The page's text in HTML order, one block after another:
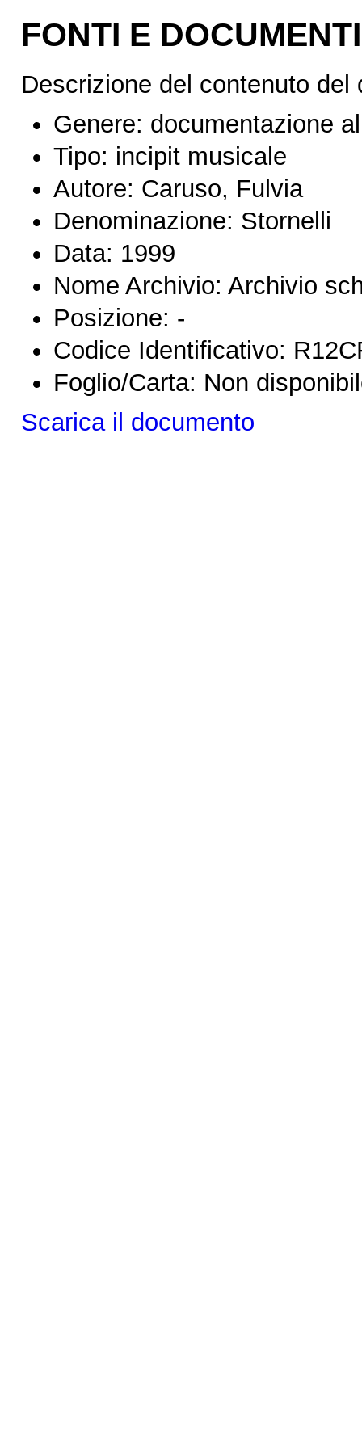
FONTI E DOCUMENTI
Descrizione del contenuto del
Genere: documentazione
Tipo: incipit musicale
Autore: Caruso, Fulvia
Denominazione: Stornelli
Data: 1999
Nome Archivio: Archivio
Posizione: -
Codice Identificativo:
Foglio/Carta: Non
Scarica il documento